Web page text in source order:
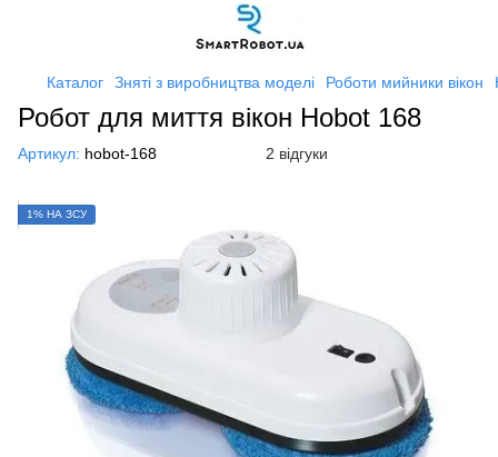
Каталог Зняті з виробництва моделі Роботи мийники вікон
Робот для миття вікон Hobot 168
Артикул: hobot-168 2 відгуки
1% НА ЗСУ